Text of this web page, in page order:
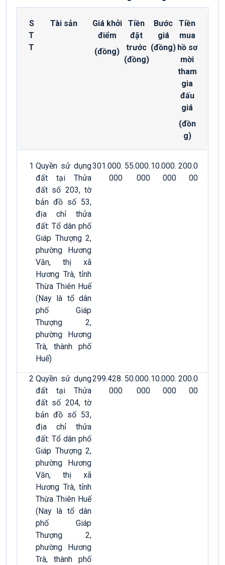
S
T
T
Tài sản
Giá khởi
điểm
(đồng)
Tiền
đặt
trước
(đồng)
Bước
giá
(đồng)
Tiền
mua
hồ sơ
mời
tham
gia
đấu
giá
(đồn
g)
1 Quyền sử dụng
đất tại Thửa
đất số 203, tờ
bản đồ số 53,
địa chỉ thửa
đất: Tổ dân phố
Giáp Thượng 2,
phường Hương
Văn, thị xã
Hương Trà, tỉnh
Thừa Thiên Huế
(Nay là tổ dân
phố Giáp
Thượng 2,
phường Hương
Trà, thành phố
Huế)
301.000.
000
55.000.
000
10.000.
000
200.0
00
2 Quyền sử dụng
đất tại Thửa
đất số 204, tờ
bản đồ số 53,
địa chỉ thửa
đất: Tổ dân phố
Giáp Thượng 2,
phường Hương
Văn, thị xã
Hương Trà, tỉnh
Thừa Thiên Huế
(Nay là tổ dân
phố Giáp
Thượng 2,
phường Hương
Trà, thành phố
299.428.
000
50.000.
000
10.000.
000
200.0
00